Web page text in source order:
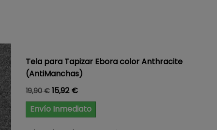
Tela para Tapizar Ebora color Anthracite
(AntiManchas)
Precio base
19,90 € Precio
15,92 €
Envío Inmediato